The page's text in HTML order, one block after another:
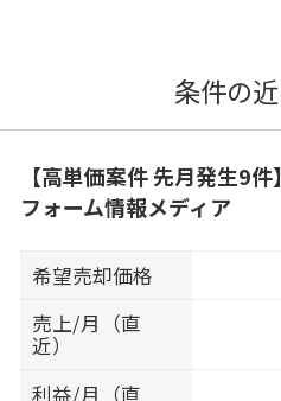
条件の
【高単価案件 先月発生9
フォーム情報メディア
希望売却価格
売上/月（直
近）
利益/月（直